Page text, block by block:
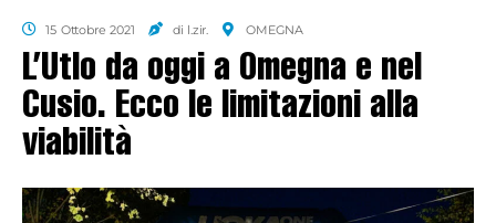
15 Ottobre 2021 di l.zir. OMEGNA
L’Utlo da oggi a Omegna e nel
Cusio. Ecco le limitazioni alla
viabilità